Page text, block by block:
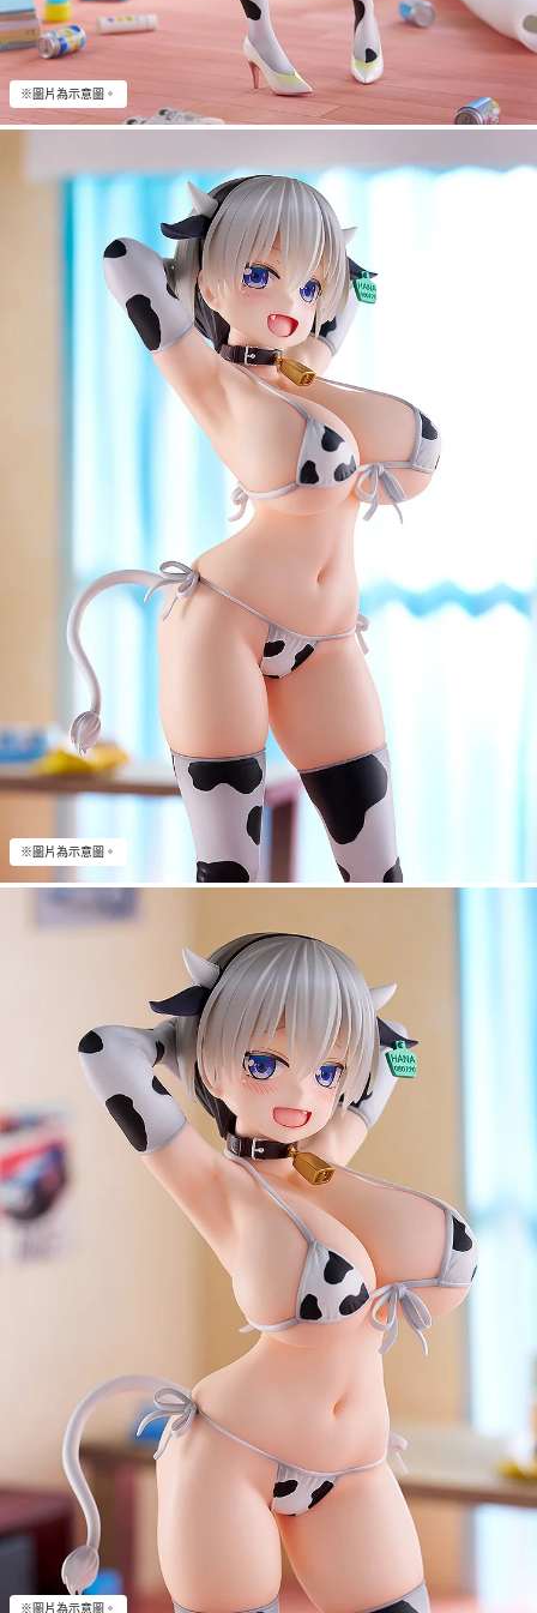
※圖片為示意圖。
※圖片為示意圖。
※圖片為示意圖。